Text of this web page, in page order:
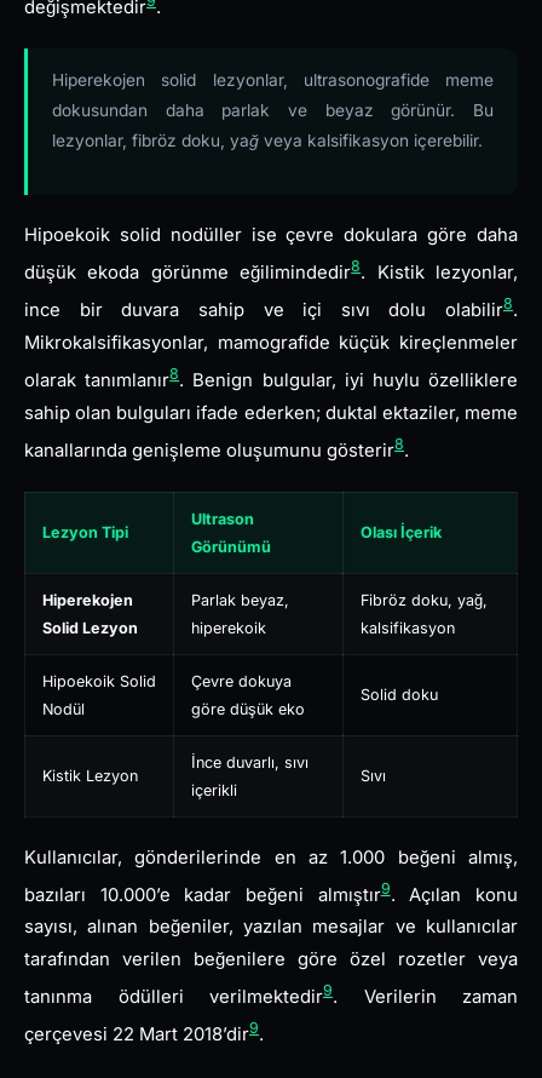
değişmektedir .
Hiperekojen solid lezyonlar, ultrasonografide meme
dokusundan daha parlak ve beyaz görünür. Bu
lezyonlar, fibröz doku, yağ veya kalsifikasyon içerebilir.
Hipoekoik solid nodüller ise çevre dokulara göre daha
düşük ekoda görünme eğilimindedir8. Kistik lezyonlar,
ince bir duvara sahip ve içi sıvı dolu olabilir8.
Mikrokalsifikasyonlar, mamografide küçük kireçlenmeler
olarak tanımlanır8. Benign bulgular, iyi huylu özelliklere
sahip olan bulguları ifade ederken; duktal ektaziler, meme
kanallarında genişleme oluşumunu gösterir8.
Lezyon Tipi
Ultrason
Görünümü
Olası İçerik
Hiperekojen
Solid Lezyon
Parlak beyaz,
hiperekoik
Fibröz doku, yağ,
kalsifikasyon
Hipoekoik Solid
Nodül
Çevre dokuya
göre düşük eko
Solid doku
Kistik Lezyon
İnce duvarlı, sıvı
içerikli
Sıvı
Kullanıcılar, gönderilerinde en az 1.000 beğeni almış,
bazıları 10.000’e kadar beğeni almıştır9. Açılan konu
sayısı, alınan beğeniler, yazılan mesajlar ve kullanıcılar
tarafından verilen beğenilere göre özel rozetler veya
tanınma ödülleri verilmektedir9. Verilerin zaman
çerçevesi 22 Mart 2018’dir9.